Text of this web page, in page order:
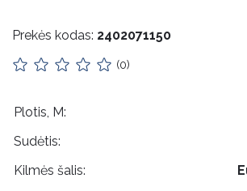
Apykaklės
Lietuviška atributika
Prekės kodas: 2402071150
(0)
Plotis, M:
Sudėtis:
Kilmės šalis: